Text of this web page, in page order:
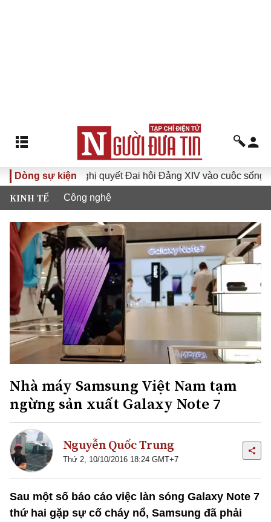
Dòng sự kiện
Đưa Nghị quyết Đại hội Đảng XIV vào cuộc sống
KINH TẾ Công nghệ
Nhà máy Samsung Việt Nam tạm
ngừng sản xuất Galaxy Note 7
Nguyễn Quốc Trung
Thứ 2, 10/10/2016 18:24 GMT+7
Sau một số báo cáo việc làn sóng Galaxy Note 7
thứ hai gặp sự cố cháy nổ, Samsung đã phải